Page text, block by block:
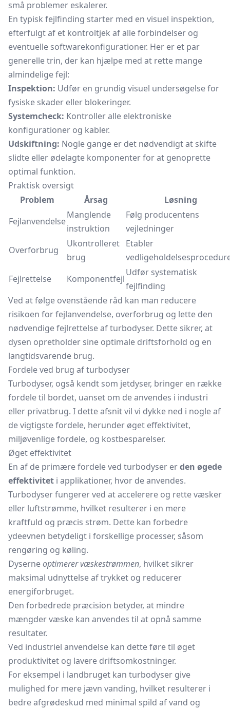
små problemer eskalerer.
En typisk fejlfinding starter med en visuel inspektion,
efterfulgt af et kontroltjek af alle forbindelser og
eventuelle softwarekonfigurationer. Her er et par
generelle trin, der kan hjælpe med at rette mange
almindelige fejl:
Inspektion: Udfør en grundig visuel undersøgelse for
fysiske skader eller blokeringer.
Systemcheck: Kontroller alle elektroniske
konfigurationer og kabler.
Udskiftning: Nogle gange er det nødvendigt at skifte
slidte eller ødelagte komponenter for at genoprette
optimal funktion.
Praktisk oversigt
Problem
Årsag
Løsning
Fejlanvendelse
Manglende
instruktion
Følg producentens
vejledninger
Overforbrug
Ukontrolleret
brug
Etabler
Fejlrettelse
Komponentfejl
Udfør systematisk
fejlfinding
Ved at følge ovenstående råd kan man reducere
risikoen for fejlanvendelse, overforbrug og lette den
nødvendige fejlrettelse af turbodyser. Dette sikrer, at
dysen opretholder sine optimale driftsforhold og en
langtidsvarende brug.
Fordele ved brug af turbodyser
Turbodyser, også kendt som jetdyser, bringer en række
fordele til bordet, uanset om de anvendes i industri
eller privatbrug. I dette afsnit vil vi dykke ned i nogle af
de vigtigste fordele, herunder øget effektivitet,
miljøvenlige fordele, og kostbesparelser.
Øget effektivitet
En af de primære fordele ved turbodyser erden øgede
effektivitet i applikationer, hvor de anvendes.
Turbodyser fungerer ved at accelerere og rette væsker
eller luftstrømme, hvilket resulterer i en mere
kraftfuld og præcis strøm. Dette kan forbedre
ydeevnen betydeligt i forskellige processer, såsom
rengøring og køling.
Dyserneoptimerer væskestrømmen, hvilket sikrer
maksimal udnyttelse af trykket og reducerer
energiforbruget.
Den forbedrede præcision betyder, at mindre
mængder væske kan anvendes til at opnå samme
resultater.
Ved industriel anvendelse kan dette føre til øget
produktivitet og lavere driftsomkostninger.
For eksempel i landbruget kan turbodyser give
mulighed for mere jævn vanding, hvilket resulterer i
bedre afgrødeskud med minimal spild af vand og